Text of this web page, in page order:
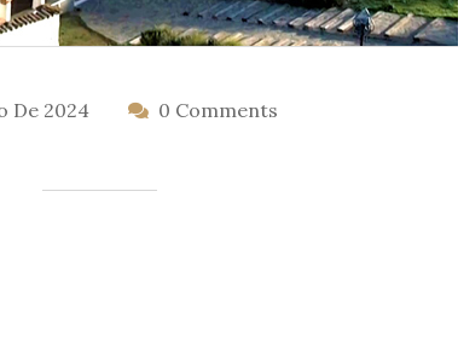
De 2024 0 Comments